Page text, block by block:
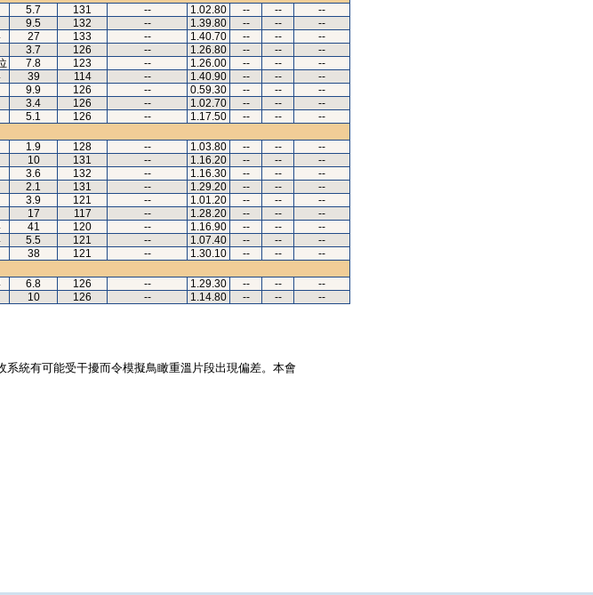
5.7 131 -- 1.02.80 -- --
--
9.5 132 -- 1.39.80 -- --
--
27 133 -- 1.40.70 -- --
--
3.7 126 -- 1.26.80 -- --
--
7.8 123 -- 1.26.00 -- --
--
39 114 -- 1.40.90 -- --
--
9.9 126 -- 0.59.30 -- --
--
3.4 126 -- 1.02.70 -- --
--
5.1 126 -- 1.17.50 -- --
--
1.9 128 -- 1.03.80 -- --
--
10 131 -- 1.16.20 -- --
--
3.6 132 -- 1.16.30 -- --
--
2.1 131 -- 1.29.20 -- --
--
3.9 121 -- 1.01.20 -- --
--
17 117 -- 1.28.20 -- --
--
41 120 -- 1.16.90 -- --
--
5.5 121 -- 1.07.40 -- --
--
38 121 -- 1.30.10 -- --
--
6.8 126 -- 1.29.30 -- --
--
10 126 -- 1.14.80 -- -- --
統有可能受干擾而令模擬鳥瞰重溫片段出現偏差。本會